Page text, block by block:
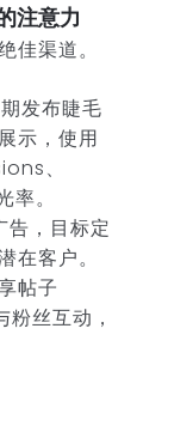
注意力
佳渠道。
期发布睫毛
示，使用
、
。
告，目标定
在客户。
帖子
粉丝互动，